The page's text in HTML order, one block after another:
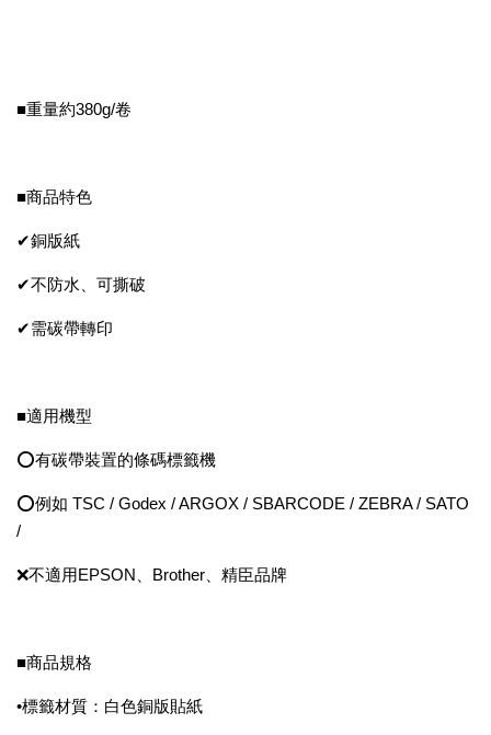
■重量約380g/卷
■商品特色
✔銅版紙
✔不防水、可撕破
✔需碳帶轉印
■適用機型
⭕有碳帶裝置的條碼標籤機
⭕例如 TSC / Godex / ARGOX / SBARCODE / ZEBRA / SATO
/
❌不適用EPSON、Brother、精臣品牌
■商品規格
•標籤材質：白色銅版貼紙